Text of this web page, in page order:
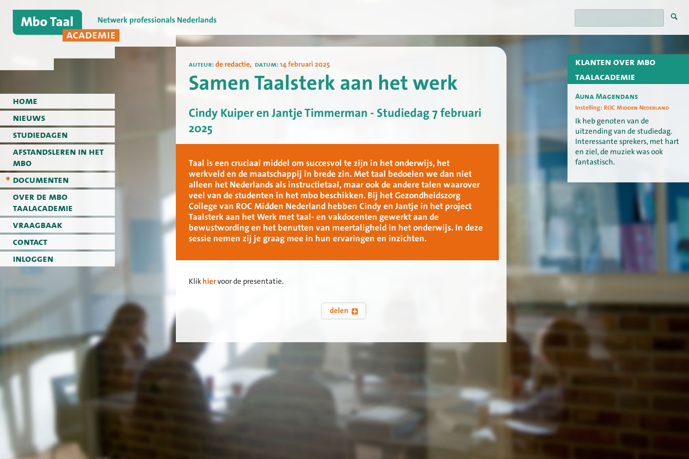
home
nieuws
studiedagen
afstandsleren in het
mbo
documenten
over de mbo
taalacademie
vraagbaak
contact
inloggen
klanten over mbo
taalacademie
Auna Magendans
Instelling: ROC Midden Nederland
Ik heb genoten van de
uitzending van de studiedag.
Interessante sprekers, met hart
en ziel, de muziek was ook
fantastisch.
auteur:de redactie, datum:14 februari 2025
Samen Taalsterk aan het werk
Cindy Kuiper en Jantje Timmerman - Studiedag 7 februari
2025
Taal is een cruciaal middel om succesvol te zijn in het onderwijs, het
werkveld en de maatschappij in brede zin. Met taal bedoelen we dan niet
alleen het Nederlands als instructietaal, maar ook de andere talen waarover
veel van de studenten in het mbo beschikken. Bij het Gezondheidszorg
College van ROC Midden Nederland hebben Cindy en Jantje in het project
Taalsterk aan het Werk met taal- en vakdocenten gewerkt aan de
bewustwording en het benutten van meertaligheid in het onderwijs. In deze
sessie nemen zij je graag mee in hun ervaringen en inzichten.
Klik hiervoor de presentatie.
delen